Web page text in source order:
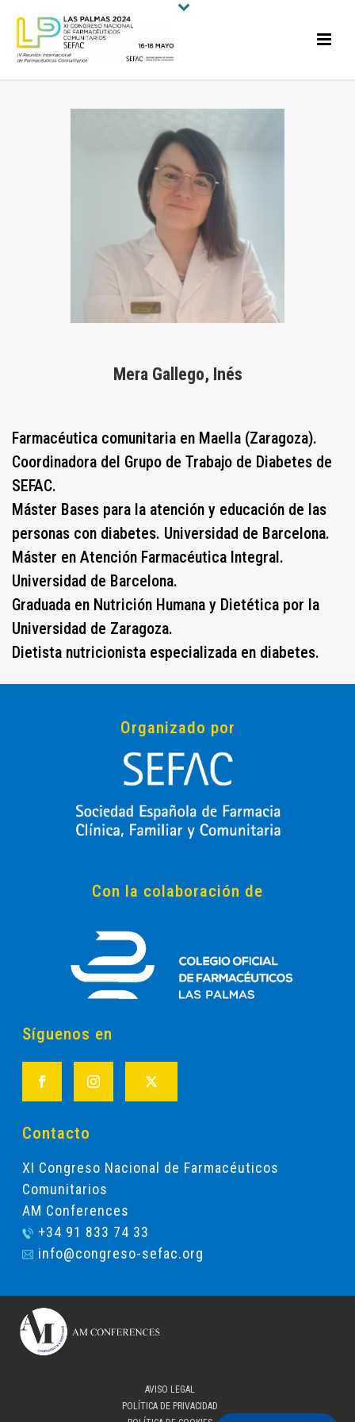
Mera Gallego, Inés
Farmacéutica comunitaria en Maella (Zaragoza).
Coordinadora del Grupo de Trabajo de Diabetes de
SEFAC.
Máster Bases para la atención y educación de las
personas con diabetes. Universidad de Barcelona.
Máster en Atención Farmacéutica Integral.
Universidad de Barcelona.
Graduada en Nutrición Humana y Dietética por la
Universidad de Zaragoza.
Dietista nutricionista especializada en diabetes.
Organizado por
Con la colaboración de
Síguenos en
Contacto
XI Congreso Nacional de Farmacéuticos
Comunitarios
AM Conferences
+34 91 833 74 33
info@congreso-sefac.org
AVISO LEGAL
POLÍTICA DE PRIVACIDAD